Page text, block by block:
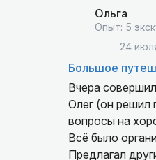
Ольга
Опыт: 5
24
Большое
Вчера
Олег (он решил представиться русским именем) интересно рассказывал о Бали, отвечал подробно на
вопросы на
Всё было
Предлагал